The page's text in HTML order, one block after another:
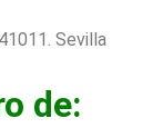
41011. Sevilla
de: